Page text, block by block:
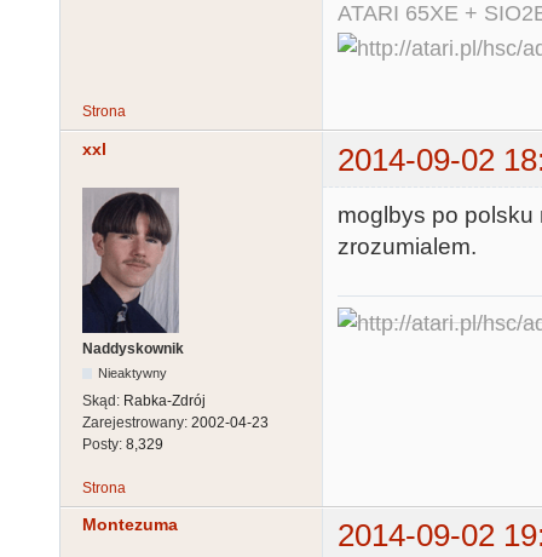
ATARI 65XE +
Strona
xxl 2014-09-02
Naddyskownik
Nieaktywny
Skąd: Rabka-Zdrój
Zarejestrowany: 2002-04-23
Posty: 8,329
moglbys po polsku
zrozumialem.
Strona
Montezuma 2014-09-02